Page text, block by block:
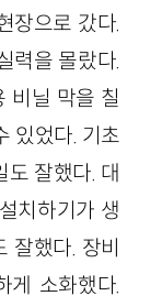
장으로 갔다.
력을 몰랐다.
비닐 막을 칠
있었다. 기초
도 잘했다. 대
치하기가 생
잘했다. 장비
게 소화했다.